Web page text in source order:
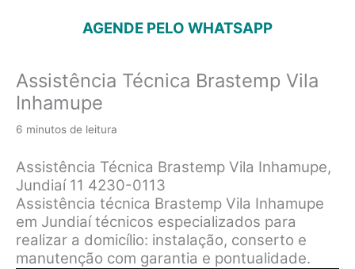
AGENDE PELO WHATSAPP
Assistência Técnica Brastemp Vila
Inhamupe
6 minutos de leitura
Assistência Técnica Brastemp Vila Inhamupe,
Jundiaí 11 4230-0113
Assistência técnica Brastemp Vila Inhamupe
em Jundiaí técnicos especializados para
realizar a domicílio: instalação, conserto e
manutenção com garantia e pontualidade.